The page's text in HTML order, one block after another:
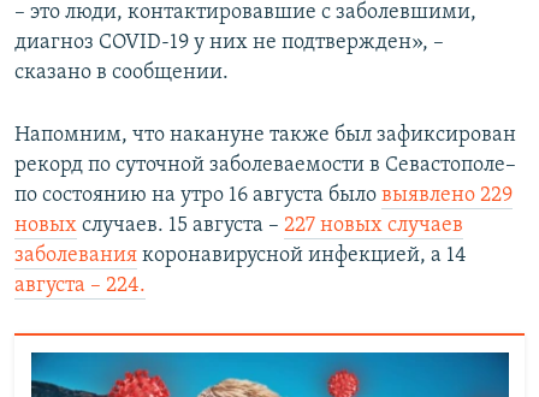
– это люди, контактировавшие с заболевшими,
диагноз COVID-19 у них не подтвержден», –
сказано в сообщении.
Напомним, что накануне также был зафиксирован
рекорд по суточной заболеваемости в Севастополе–
по состоянию на утро 16 августа было выявлено 229
новых случаев. 15 августа – 227 новых случаев
заболевания коронавирусной инфекцией, а 14
августа – 224.